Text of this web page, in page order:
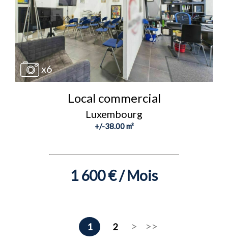
x6
Local commercial
Luxembourg
+/-38.00 m²
1 600 € / Mois
1 2